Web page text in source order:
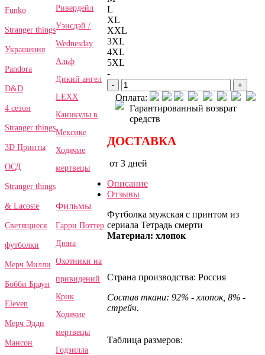
Funko
Stranger things
Украшения
Pandora
D&D
4 сезон
Stranger things
3D Принты
ОСД
Stranger things
& Lacoste
Светящиеся
футболки
Мерч Милли
Бобби Браун
Eleven
Мерч Эдди
Мансон
Ривердейл
Уэнсдэй /
Wednesday
Альф
Дикий ангел
LEXX
Каникулы в
Мексике
Ходячие
мертвецы
Фильмы
Гарри Поттер
Дюна
Охотники на
привидений
Крик
Ходячие
мертвецы
Годзилла
L
XL
XXL
3XL
4XL
5XL
-
- +
Оплата:
Гарантированный возврат
средств
ДОСТАВКА
от 3 дней
Описание
Отзывы
Футболка мужская с принтом из
сериала Тетрадь смерти
Материал: хлопок
Страна производства: Россия
Состав ткани: 92% - хлопок, 8% -
стрейч.
Таблица размеров: